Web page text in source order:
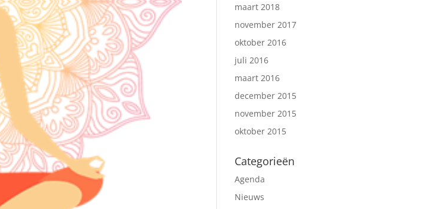
maart 2018
november 2017
oktober 2016
juli 2016
maart 2016
december 2015
november 2015
oktober 2015
Categorieën
Agenda
Nieuws